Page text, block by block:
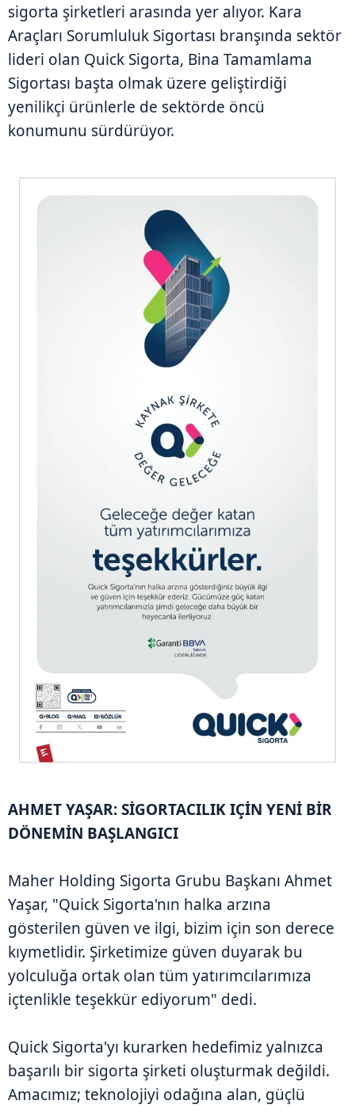
sigorta şirketleri arasında yer alıyor. Kara
Araçları Sorumluluk Sigortası branşında sektör
lideri olan Quick Sigorta, Bina Tamamlama
Sigortası başta olmak üzere geliştirdiği
yenilikçi ürünlerle de sektörde öncü
konumunu sürdürüyor.
AHMET YAŞAR: SİGORTACILIK IÇİN YENİ BİR
DÖNEMİN BAŞLANGICI
Maher Holding Sigorta Grubu Başkanı Ahmet
Yaşar, "Quick Sigorta'nın halka arzına
gösterilen güven ve ilgi, bizim için son derece
kıymetlidir. Şirketimize güven duyarak bu
yolculuğa ortak olan tüm yatırımcılarımıza
içtenlikle teşekkür ediyorum" dedi.
Quick Sigorta'yı kurarken hedefimiz yalnızca
başarılı bir sigorta şirketi oluşturmak değildi.
Amacımız; teknolojiyi odağına alan, güçlü